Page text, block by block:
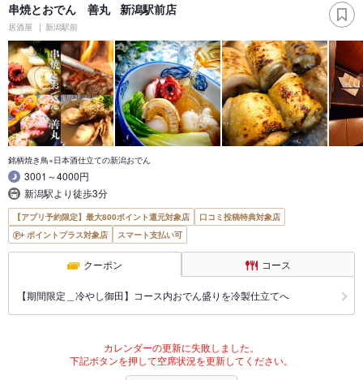
串焼とおでん 善丸 新潟駅前店
居酒屋 新潟駅前
銘柄焼き鳥×日本酒仕立ての新潟おでん
3001～4000円
新潟駅より徒歩3分
【アプリ予約限定】最大800ポイント還元対象店
口コミ投稿特典対象店
ポイントプラス対象店
スマート支払い可
クーポン コース
【期間限定＿冷やし御田】コース内おでん盛りを冷製仕立てへ
カレンダーの更新に失敗しました。
下記ボタンを押して空席状況を更新してください。